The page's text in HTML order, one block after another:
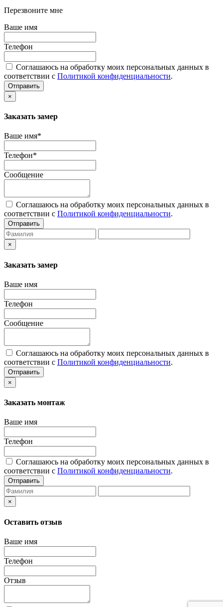
Перезвоните мне
Ваше имя
Телефон
Соглашаюсь на обработку моих персональных данных в
соответствии с Политикой конфиденциальности.
Отправить
×
Заказать замер
Ваше имя*
Телефон*
Сообщение
Соглашаюсь на обработку моих персональных данных в
соответствии с Политикой конфиденциальности.
Отправить
×
Заказать замер
Ваше имя
Телефон
Сообщение
Соглашаюсь на обработку моих персональных данных в
соответствии с Политикой конфиденциальности.
Отправить
×
Заказать монтаж
Ваше имя
Телефон
Соглашаюсь на обработку моих персональных данных в
соответствии с Политикой конфиденциальности.
Отправить
×
Оставить отзыв
Ваше имя
Телефон
Отзыв